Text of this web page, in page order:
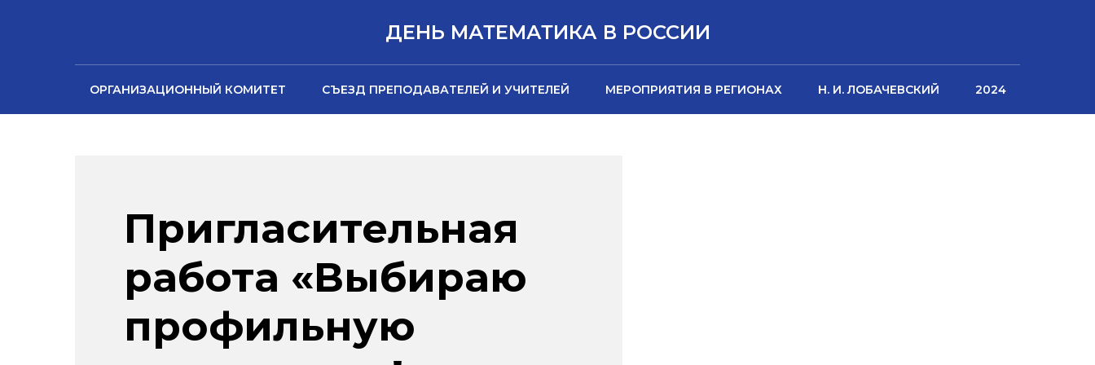
ДЕНЬ МАТЕМАТИКА В РОССИИ
ОРГАНИЗАЦИОННЫЙ КОМИТЕТ СЪЕЗД ПРЕПОДАВАТЕЛЕЙ И УЧИТЕЛЕЙ МЕРОПРИЯТИЯ В РЕГИОНАХ Н. И. ЛОБАЧЕВСКИЙ 2024
Пригласительная
работа «Выбираю
профильную